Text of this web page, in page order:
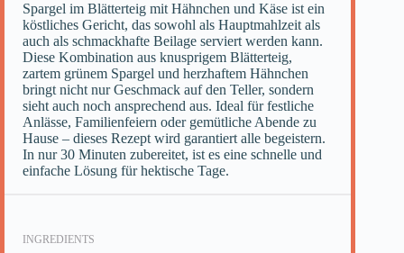
Spargel im Blätterteig mit Hähnchen und Käse ist ein
köstliches Gericht, das sowohl als Hauptmahlzeit als
auch als schmackhafte Beilage serviert werden kann.
Diese Kombination aus knusprigem Blätterteig,
zartem grünem Spargel und herzhaftem Hähnchen
bringt nicht nur Geschmack auf den Teller, sondern
sieht auch noch ansprechend aus. Ideal für festliche
Anlässe, Familienfeiern oder gemütliche Abende zu
Hause – dieses Rezept wird garantiert alle begeistern.
In nur 30 Minuten zubereitet, ist es eine schnelle und
einfache Lösung für hektische Tage.
INGREDIENTS